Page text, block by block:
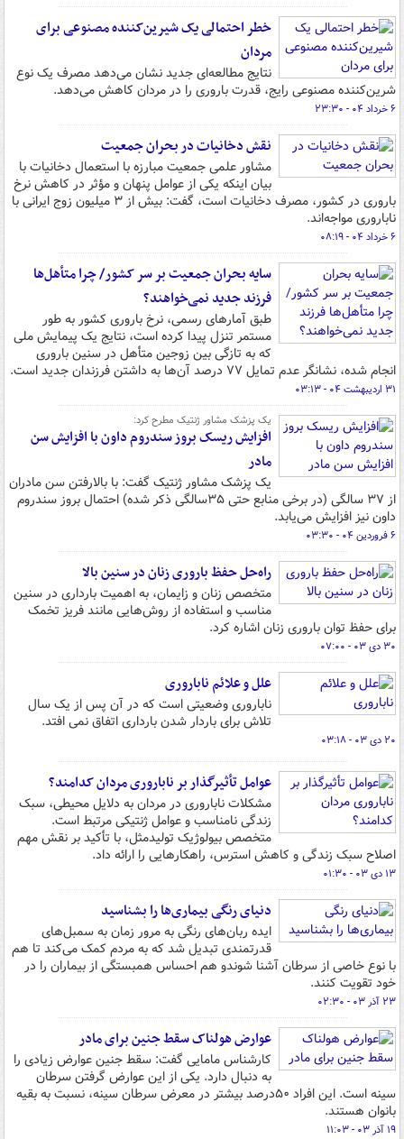
خطر احتمالی یک شیرین‌کننده مصنوعی برای
مردان
نتایج مطالعه‌ای جدید نشان می‌دهد مصرف یک نوع
شرین‌کننده مصنوعی رایج، قدرت باروری را در مردان کاهش می‌دهد.
۶ خرداد ۰۴ - ۲۳:۳۰
نقش دخانیات در بحران جمعیت
مشاور علمی جمعیت مبارزه با استعمال دخانیات با
بیان اینکه یکی از عوامل پنهان و مؤثر در کاهش نرخ
باروری در کشور، مصرف دخانیات است، گفت: بیش از ۳ میلیون زوج ایرانی با
ناباروری مواجه‌اند.
۶ خرداد ۰۴ - ۰۸:۱۹
سایه بحران جمعیت بر سر کشور/ چرا متأهل‌ها
فرزند جدید نمی‌خواهند؟
طبق آمارهای رسمی، نرخ باروری کشور به طور
مستمر تنزل پیدا کرده است، نتایج یک پیمایش ملی
که به تازگی بین زوجین متأهل در سنین باروری
انجام شده، نشانگر عدم تمایل ۷۷ درصد آن‌ها به داشتن فرزندان جدید است.
۳۱ اردیبهشت ۰۴ - ۰۳:۱۳
یک پزشک مشاور ژنتیک مطرح کرد:
افزایش ریسک بروز سندروم داون با افزایش سن
مادر
یک پزشک مشاور ژنتیک گفت: با بالارفتن سن مادران
از ۳۷ سالگی (در برخی منابع حتی ۳۵سالگی ذکر شده) احتمال بروز سندروم
داون نیز افزایش می‌یابد.
۶ فروردین ۰۴ - ۰۳:۳۰
راه‌حل حفظ باروری زنان در سنین بالا
متخصص زنان و زایمان، به اهمیت بارداری در سنین
مناسب و استفاده از روش‌هایی مانند فریز تخمک
برای حفظ توان باروری زنان اشاره کرد.
۳۰ دی ۰۳ - ۰۷:۰۰
علل و علائم ناباروری
ناباروری وضعیتی است که در آن پس از یک سال
تلاش برای باردار شدن بارداری اتفاق نمی افتد.
۲۰ دی ۰۳ - ۰۳:۱۸
عوامل تأثیرگذار بر ناباروری مردان کدامند؟
مشکلات ناباروری در مردان به دلایل محیطی، سبک
زندگی نامناسب و عوامل ژنتیکی مرتبط است.
متخصص بیولوژیک تولیدمثل، با تأکید بر نقش مهم
اصلاح سبک زندگی و کاهش استرس، راهکارهایی را ارائه داد.
۱۳ دی ۰۳ - ۰۱:۳۰
دنیای رنگی بیماری‌ها را بشناسید
ایده ربان‌های رنگی به مرور زمان به سمبل‌های
قدرتمندی تبدیل شد که به مردم کمک می‌کند تا هم
با نوع خاصی از سرطان آشنا شوندو هم احساس همبستگی از بیماران را در
خود تقویت کنند.
۲۳ آذر ۰۳ - ۰۲:۳۰
عوارض هولناک سقط جنین برای مادر
کارشناس مامایی گفت: سقط جنین عوارض زیادی را
به دنبال دارد. یکی از این عوارض گرفتن سرطان
سینه است. این افراد ۵۰درصد بیشتر در معرض سرطان سینه، نسبت به بقیه
بانوان هستند.
۱۹ آذر ۰۳ - ۱۱:۰۳